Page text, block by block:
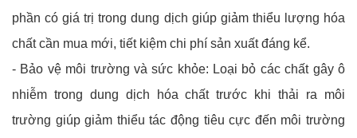
phần có giá trị trong dung dịch giúp giảm thiểu lượng hóa
chất cần mua mới, tiết kiệm chi phí sản xuất đáng kể.
- Bảo vệ môi trường và sức khỏe: Loại bỏ các chất gây ô
nhiễm trong dung dịch hóa chất trước khi thải ra môi
trường giúp giảm thiểu tác động tiêu cực đến môi trường